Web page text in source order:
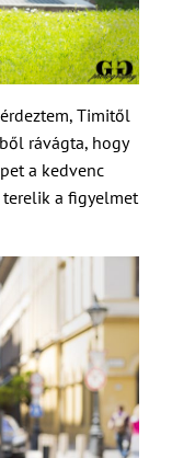
Timitől
rávágta, hogy
a kedvenc
terelik a figyelmet